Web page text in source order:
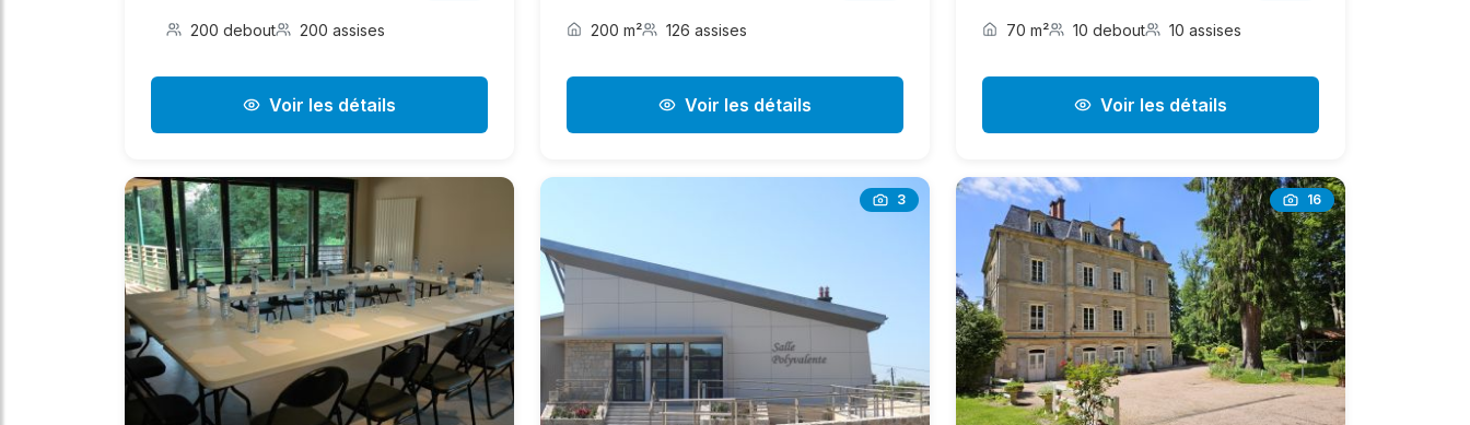
200 debout 200 assises
Voir les détails
200 m² 126 assises
Voir les détails
70 m² 10 debout 10 assises
Voir les détails
3 16